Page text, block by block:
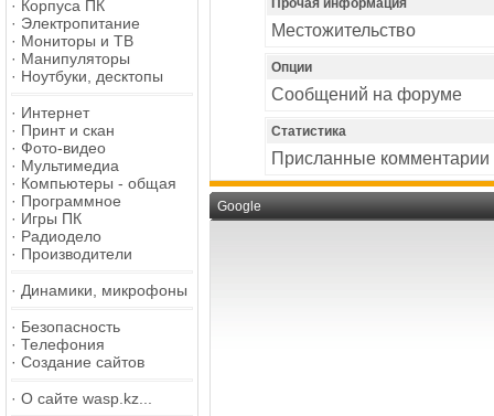
· Корпуса ПК
· Электропитание
· Мониторы и ТВ
· Манипуляторы
· Ноутбуки, десктопы
· Интернет
· Принт и скан
· Фото-видео
· Мультимедиа
· Компьютеры - общая
· Программное
· Игры ПК
· Радиодело
· Производители
· Динамики, микрофоны
· Безопасность
· Телефония
· Создание сайтов
· О сайте wasp.kz...
Прочая информация
Местожительство
Опции
Сообщений на форуме
Статистика
Присланные комментарии
Google